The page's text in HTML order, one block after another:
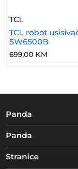
TCL– TCL Robot
TCL robot
SW6500B
699,00 KM
Panda
Panda
Stranice